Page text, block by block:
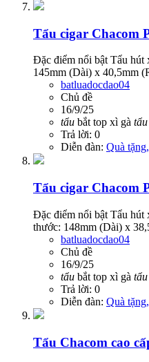
Tẩu cigar Chacom
Đặc điểm nổi bật Tẩu hút
145mm (Dài) x 40,5mm
batluadocdao04
Chủ đề
16/9/25
tẩu bắt top xì gà tẩu
Trả lời: 0
Diễn đàn: Quà
Tẩu cigar Chacom
Đặc điểm nổi bật Tẩu hút
thước: 148mm (Dài) x
batluadocdao04
Chủ đề
16/9/25
tẩu bắt top xì gà tẩu
Trả lời: 0
Diễn đàn: Quà
Tẩu Chacom cao